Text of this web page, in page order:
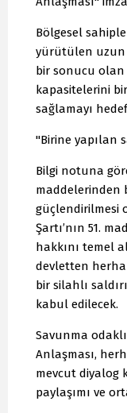
Bölgesel
yürütülen uzun
bir sonucu
kapasitelerini
sağlamayı
"Birine yapılan
Bilgi notuna
maddelerinden
güçlendirilmesi
Şartı’nın 51.
hakkını temel
devletten
bir silahlı
kabul edilecek.
Savunma
Anlaşması,
mevcut diyalog
paylaşımı ve